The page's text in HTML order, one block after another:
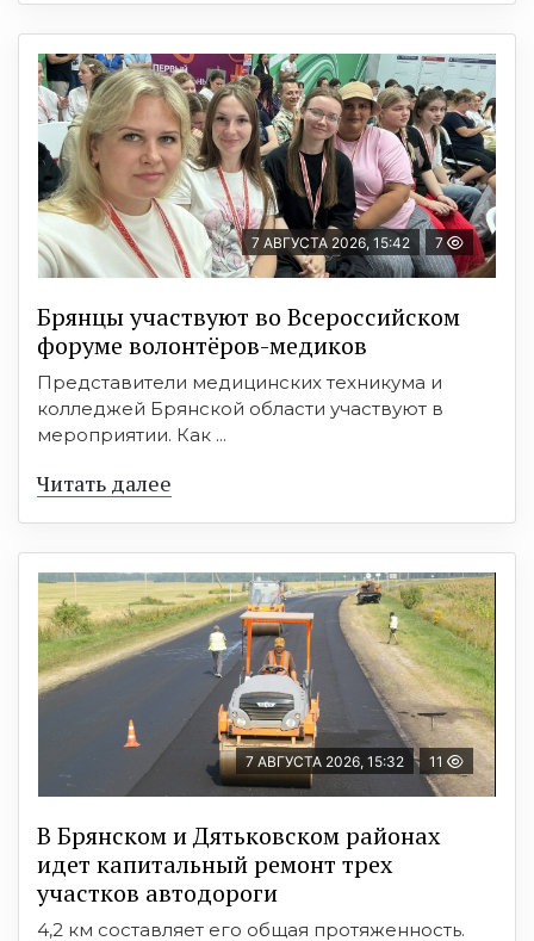
7 АВГУСТА 2026, 15:42 7
Брянцы участвуют во Всероссийском
форуме волонтёров-медиков
Представители медицинских техникума и
колледжей Брянской области участвуют в
мероприятии. Как ...
Читать далее
7 АВГУСТА 2026, 15:32 11
В Брянском и Дятьковском районах
идет капитальный ремонт трех
участков автодороги
4,2 км составляет его общая протяженность.